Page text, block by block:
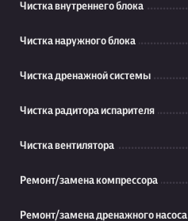
Чистка внутреннего блока
Чистка наружного блока
Чистка дренажной системы
Чистка радитора испарителя
Чистка вентилятора
Ремонт/замена компрессора
Ремонт/замена дренажного насоса